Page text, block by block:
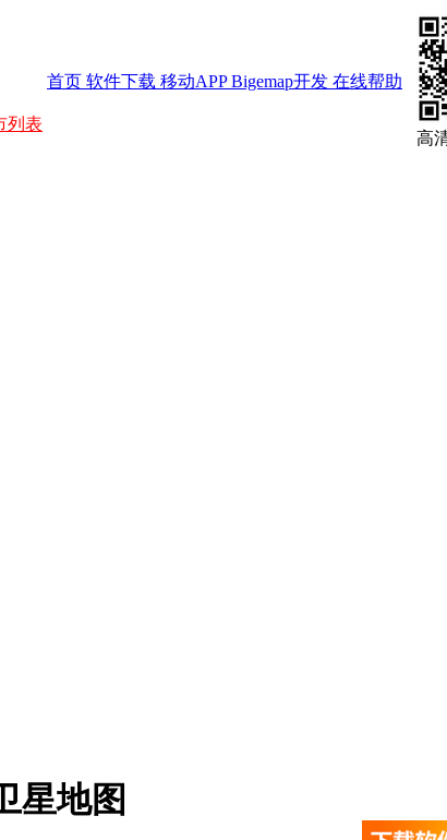
列表
首页 软件下载 移动APPBigemap开发 在线帮助
高
星地图